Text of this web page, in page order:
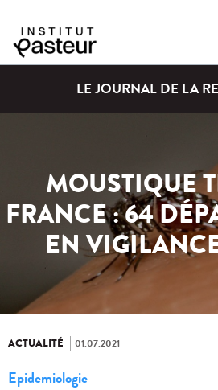
LE JOURNAL DE LA
MOUSTIQUE
FRANCE : 64
EN
ACTUALITÉ 01.07.2021
Epidemiologie